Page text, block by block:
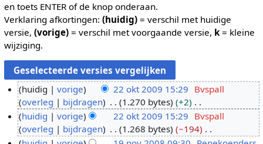
en toets ENTER of de knop onderaan.
Verklaring afkortingen: (huidig)= verschil met huidige
versie, (vorige)= verschil met voorgaande versie, k= kleine
wijziging.
2
huidig vorige 22 okt 2009 15:29 Bvspall
overleg
bijdragen 1.270 bytes
+2
G
e
e
huidig vorige 22 okt 2009 15:29 Bvspall
overleg
bijdragen 1.268 bytes
−194
G